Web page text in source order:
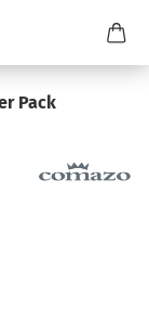
Pack